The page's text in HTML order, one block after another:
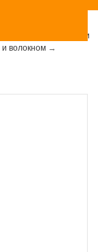
материалы и
волокном →